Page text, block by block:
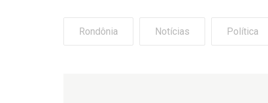
Rondônia Notícias Política